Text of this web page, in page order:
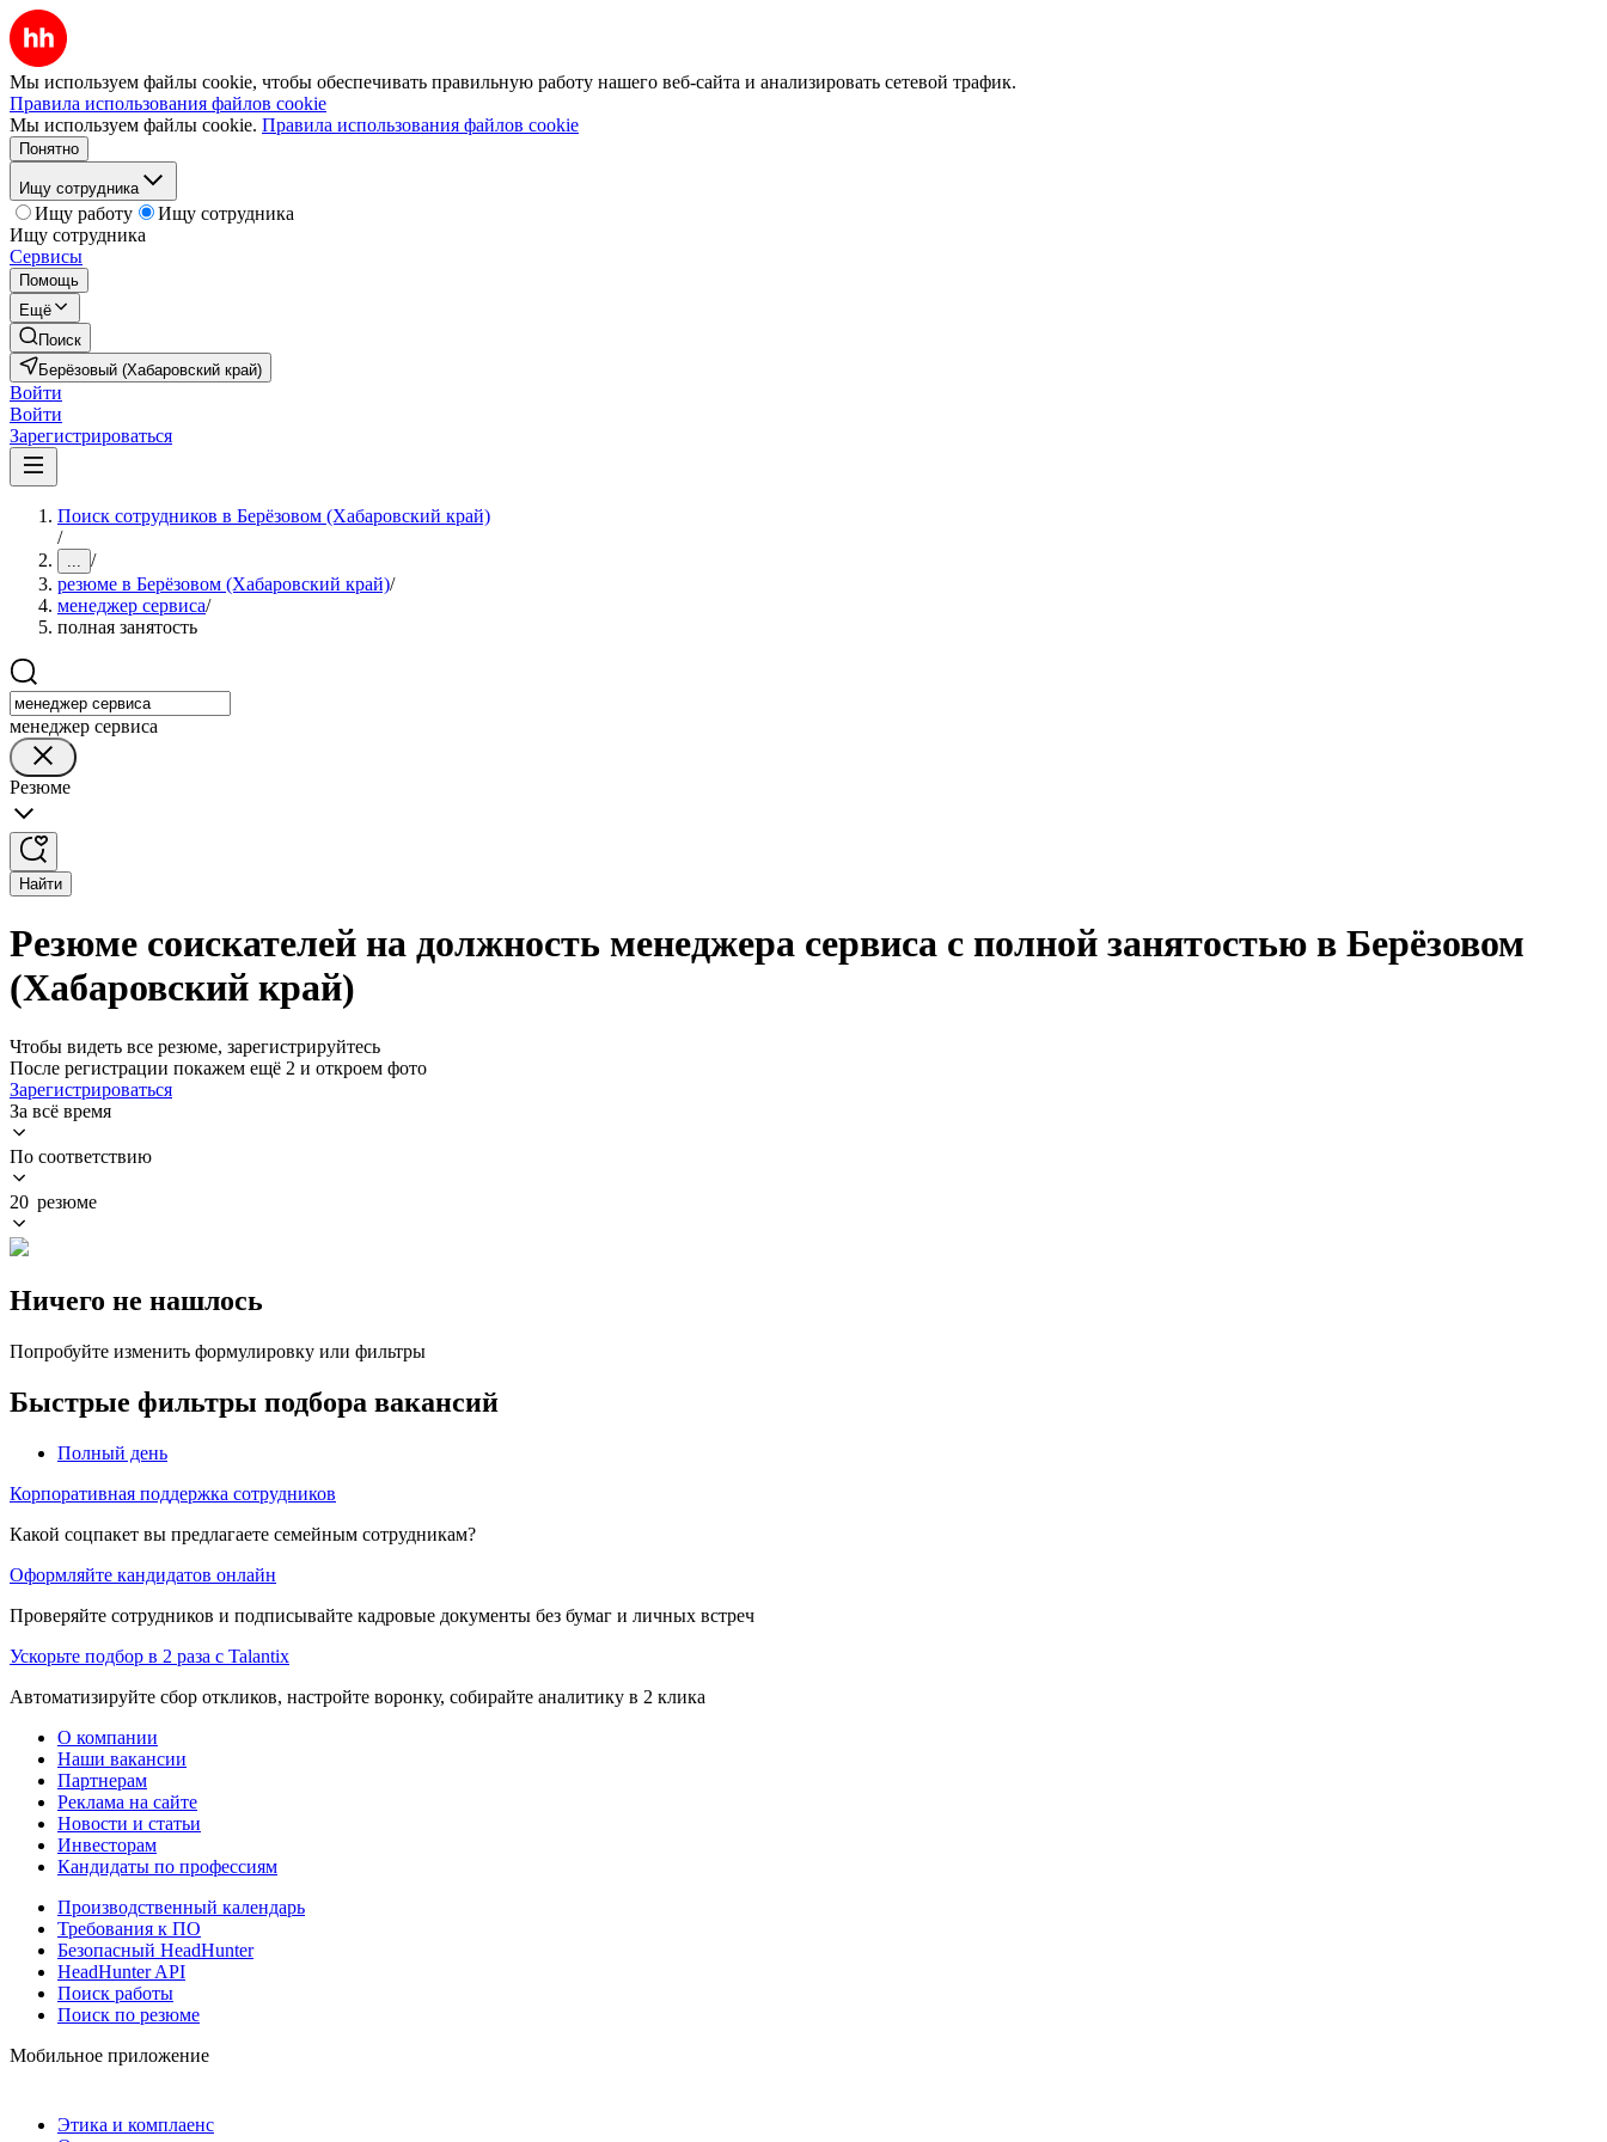
Мы используем файлы cookie, чтобы обеспечивать правильную работу нашего веб-сайта и анализировать сетевой трафик.
Правила использования файлов cookie
Мы используем файлы cookie. Правила использования файлов cookie
Понятно
Ищу сотрудника
Ищу работу
Ищу сотрудника
Ищу сотрудника
Сервисы
Помощь
Ещё
Поиск
Берёзовый (Хабаровский край)
Войти
Войти
Зарегистрироваться
Поиск сотрудников в Берёзовом (Хабаровский край)
/
... /
резюме в Берёзовом (Хабаровский край)/
менеджер сервиса/
полная занятость
менеджер сервиса
Резюме
Найти
Резюме соискателей на должность менеджера сервиса с полной занятостью в Берёзовом
(Хабаровский край)
Чтобы видеть все резюме, зарегистрируйтесь
После регистрации покажем ещё 2 и откроем фото
Зарегистрироваться
За всё время
По соответствию
20 резюме
Ничего не нашлось
Попробуйте изменить формулировку или фильтры
Быстрые фильтры подбора вакансий
Полный день
Корпоративная поддержка сотрудников
Какой соцпакет вы предлагаете семейным сотрудникам?
Оформляйте кандидатов онлайн
Проверяйте сотрудников и подписывайте кадровые документы без бумаг и личных встреч
Ускорьте подбор в 2 раза с Talantix
Автоматизируйте сбор откликов, настройте воронку, собирайте аналитику в 2 клика
О компании
Наши вакансии
Партнерам
Реклама на сайте
Новости и статьи
Инвесторам
Кандидаты по профессиям
Производственный календарь
Требования к ПО
Безопасный HeadHunter
HeadHunter API
Поиск работы
Поиск по резюме
Мобильное приложение
Этика и комплаенс